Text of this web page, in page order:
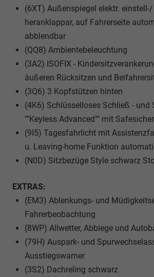
(6XT) Außenspiegel elektr.
heranklappar, auf Fahrerseite
abblendbar
(QQ8) Ambientebeleuchtung
(3A2) ISOFIX -
äußeren Rücksitzen und
(3Q6) 3 Kopfstützen hinten
(4K6) Schlüsselloses Schließ - und
""Keyless Advanced"" mit
(9I5) Tagesfahrlicht mit
u. Leaving-home Funktion
(N0D) Sitzbezüge Style schwarz
EXTRAS:
(EM3) Ablenkungs- und
Fahrerbeobachtung
(8WP) Allwetter, Abbiege und
(79H) Auspark- und
Ausstiegswarner
(3S2) Dachreling schwarz